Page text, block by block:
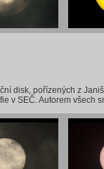
disk, pořízených z
v SEČ. Autorem všech